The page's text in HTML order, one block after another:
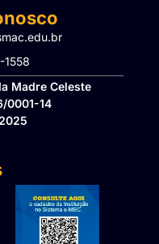
1558​
Madre Celeste
0001-14